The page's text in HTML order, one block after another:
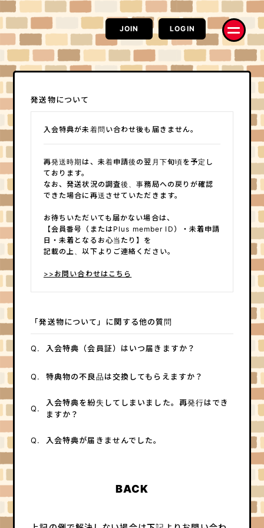
JOIN LOGIN
お知らせ RADIO
ネズミーチャンネル ハイ、チーズ！
配信
電波鼠
コラム
はみだしネズミ情熱系
楽Q日誌 求問窮答
モルモットの部屋
実験室
お便り
なんでもポスト
発送物について
入会特典が未着問い合わせ後も届きません。
再発送時期は、未着申請後の翌月下旬頃を予定し
ております。
なお、発送状況の調査後、事務局への戻りが確認
できた場合に再送させていただきます。
お待ちいただいても届かない場合は、
【会員番号（またはPlus member ID）・未着申請
日・未着となるお心当たり】を
記載の上、以下よりご連絡ください。
>>お問い合わせはこちら
「発送物について」に関する他の質問
Q. 入会特典（会員証）はいつ届きますか？
Q. 特典物の不良品は交換してもらえますか？
Q.
入会特典を紛失してしまいました。再発行はでき
ますか？
Q. 入会特典が届きませんでした。
BACK